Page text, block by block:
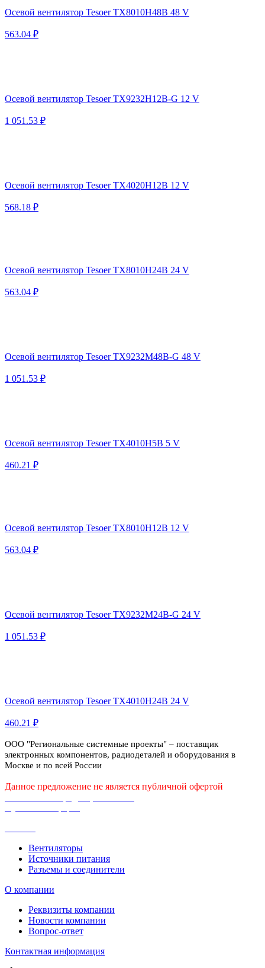
Осевой вентилятор Tesoer TX8010H48B 48 V
563.04 ₽
Осевой вентилятор Tesoer TX9232H12B-G 12 V
1 051.53 ₽
Осевой вентилятор Tesoer TX4020H12B 12 V
568.18 ₽
Осевой вентилятор Tesoer TX8010H24B 24 V
563.04 ₽
Осевой вентилятор Tesoer TX9232M48B-G 48 V
1 051.53 ₽
Осевой вентилятор Tesoer TX4010H5B 5 V
460.21 ₽
Осевой вентилятор Tesoer TX8010H12B 12 V
563.04 ₽
Осевой вентилятор Tesoer TX9232M24B-G 24 V
1 051.53 ₽
Осевой вентилятор Tesoer TX4010H24B 24 V
460.21 ₽
ООО "Региональные системные проекты" – поставщик
электронных компонентов, радиодеталей и оборудования в
Москве и по всей России
Данное предложение не является публичной офертой
Вентиляторы
Источники питания
Разъемы и соединители
О компании
Реквизиты компании
Новости компании
Вопрос-ответ
Контактная информация